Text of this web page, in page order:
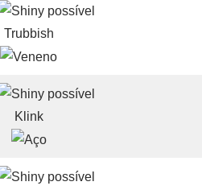
Trubbish
Klink